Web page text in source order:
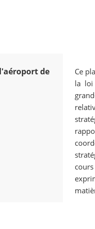
de
Ce
la loi